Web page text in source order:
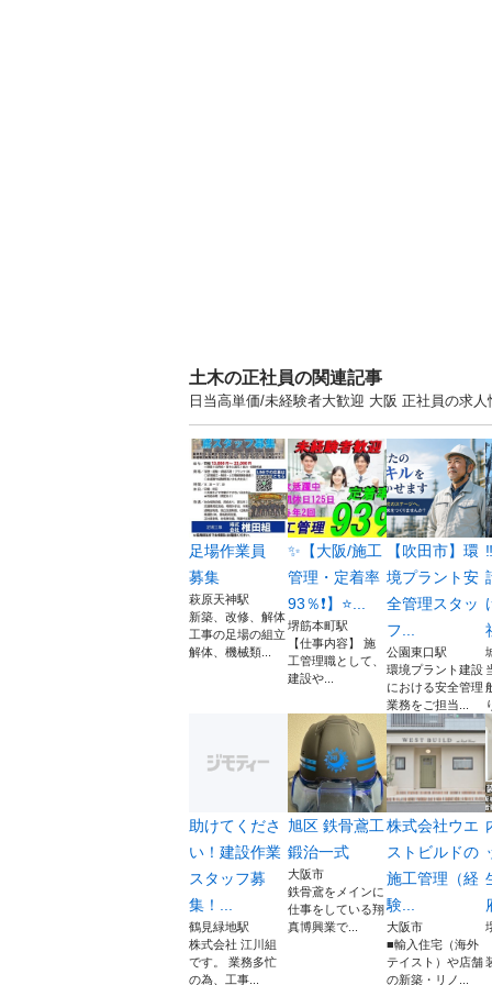
土木の正社員の関連記事
日当高単価/未経験者大歓迎 大阪 正社員の求
足場作業員
募集
萩原天神駅
新築、改修、解体
工事の足場の組立
解体、機械類...
✨【大阪/施工
管理・定着率
93％❗】⭐...
堺筋本町駅
【仕事内容】 施
工管理職として、
建設や...
【吹田市】環
境プラント安
全管理スタッ
フ...
公園東口駅
環境プラント建設
における安全管理
業務をご担当...
助けてくださ
い！建設作業
スタッフ募
集！...
鶴見緑地駅
株式会社 江川組
です。 業務多忙
の為、工事...
旭区 鉄骨鳶工
鍛治一式
大阪市
鉄骨鳶をメインに
仕事をしている翔
真博興業で...
株式会社ウエ
ストビルドの
施工管理（経
験...
大阪市
■輸入住宅（海外
テイスト）や店舗
の新築・リノ...